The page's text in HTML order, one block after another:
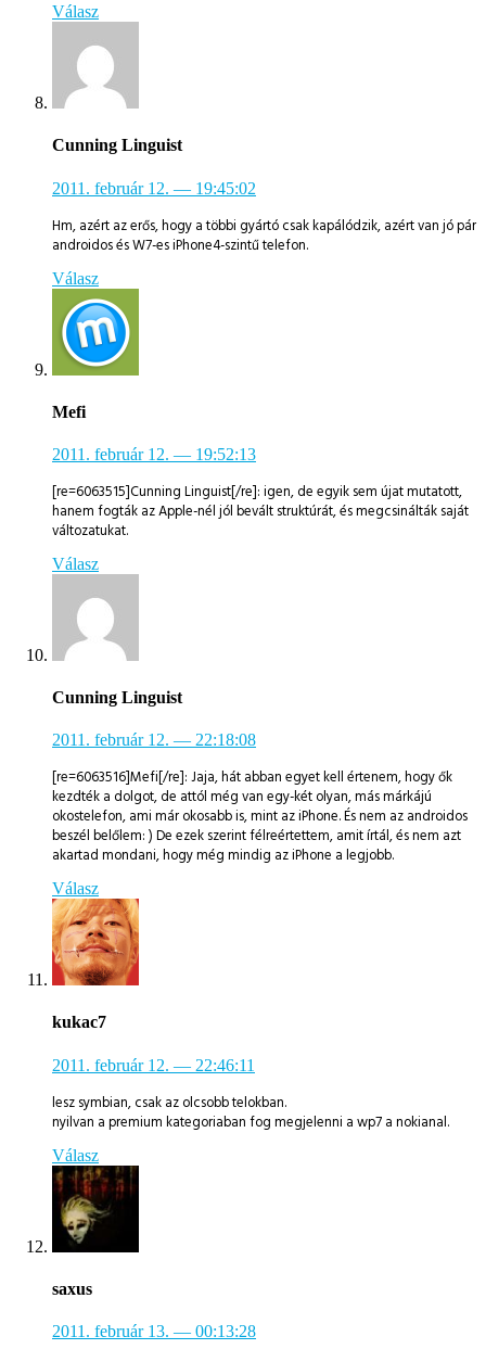
Válasz
Cunning Linguist
2011. február 12. — 19:45:02
Hm, azért az erős, hogy a többi gyártó csak kapálódzik, azért van jó pár
androidos és W7-es iPhone4-szintű telefon.
Válasz
Mefi
2011. február 12. — 19:52:13
[re=6063515]Cunning Linguist[/re]: igen, de egyik sem újat mutatott,
hanem fogták az Apple-nél jól bevált struktúrát, és megcsinálták saját
változatukat.
Válasz
Cunning Linguist
2011. február 12. — 22:18:08
[re=6063516]Mefi[/re]: Jaja, hát abban egyet kell értenem, hogy ők
kezdték a dolgot, de attól még van egy-két olyan, más márkájú
okostelefon, ami már okosabb is, mint az iPhone. És nem az androidos
beszél belőlem: ) De ezek szerint félreértettem, amit írtál, és nem azt
akartad mondani, hogy még mindig az iPhone a legjobb.
Válasz
kukac7
2011. február 12. — 22:46:11
lesz symbian, csak az olcsobb telokban.
nyilvan a premium kategoriaban fog megjelenni a wp7 a nokianal.
Válasz
saxus
2011. február 13. — 00:13:28